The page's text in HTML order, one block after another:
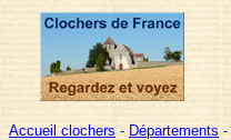
Accueil clochers - Départements -